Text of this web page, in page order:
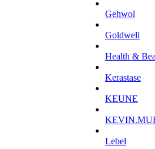
Gehwol
Goldwell
Health &
Kerastase
KEUNE
Lebel